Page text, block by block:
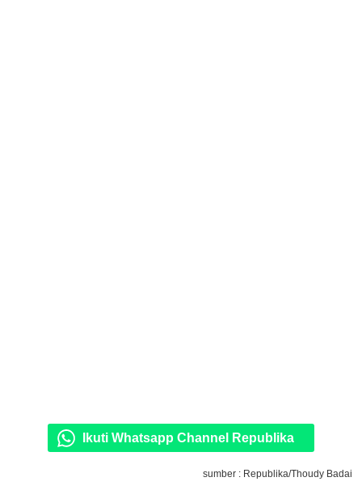
Ikuti Whatsapp Channel Republika
sumber : Republika/Thoudy Badai